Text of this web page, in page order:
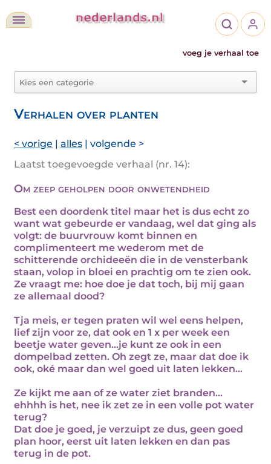
voeg je verhaal toe
Verhalen over planten
< vorige | alles | volgende >
Laatst toegevoegde verhaal (nr. 14):
Om zeep geholpen door onwetendheid
Best een doordenk titel maar het is dus echt zo
want wat gebeurde er vandaag, wel dat ging als
volgt: de buurvrouw komt binnen en
complimenteert me wederom met de
schitterende orchideeën die in de vensterbank
staan, volop in bloei en prachtig om te zien ook.
Ze vraagt me: hoe doe je dat toch, bij mij gaan
ze allemaal dood?
Tja meis, er tegen praten wil wel eens helpen,
lief zijn voor ze, dat ook en 1 x per week een
beetje water geven…je kunt ze ook in een
dompelbad zetten. Oh zegt ze, maar dat doe ik
ook, oké maar dan wel goed uit laten lekken…
Ze kijkt me aan of ze water ziet branden…
ehhhh is het, nee ik zet ze in een volle pot water
terug?
Dat doe je goed, je verzuipt ze dus, geen goed
plan hoor, eerst uit laten lekken en dan pas
terug in de pot.